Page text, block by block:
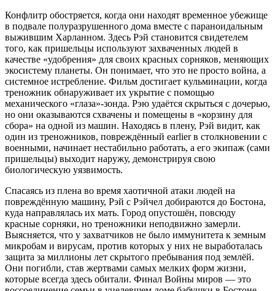
Конфлитр обостряется, когда они находят временное убежище
в подвале полуразрушенного дома вместе с параноидальным
выжившим Харланном. Здесь Рэй становится свидетелем
того, как пришельцы используют захваченных людей в
качестве «удобрения» для своих красных сорняков, меняющих
экосистему планеты. Он понимает, что это не просто война, а
системное истребление. Фильм достигает кульминации, когда
треножник обнаруживает их укрытие с помощью
механического «глаза»-зонда. Рэю удаётся скрыться с дочерью,
но они оказываются схвачены и помещены в «корзину для
сбора» на одной из машин. Находясь в плену, Рэй видит, как
один из треножников, повреждённый earlier в столкновении с
военными, начинает нестабильно работать, а его экипаж (сами
пришельцы) выходит наружу, демонстрируя свою
биологическую уязвимость.
Спасаясь из плена во время хаотичной атаки людей на
повреждённую машину, Рэй с Рэйчел добираются до Бостона,
куда направлялась их мать. Город опустошён, повсюду
красные сорняки, но треножники неподвижно замерли.
Выясняется, что у захватчиков не было иммунитета к земным
микробам и вирусам, против которых у них не выработалась
защита за миллионы лет скрытого пребывания под землёй.
Они погибли, став жертвами самых мелких форм жизни,
которые всегда здесь обитали. Финал Войны миров — это